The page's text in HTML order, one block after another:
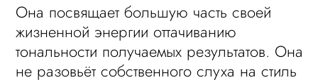
Она посвящает большую часть своей
жизненной энергии оттачиванию
тональности получаемых результатов. Она
не разовьёт собственного слуха на стиль